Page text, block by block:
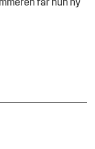
får hun ny